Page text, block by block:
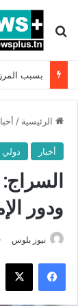
بحث عن
الرئيسية /
أخبار دولي
ودور
نيوز بلوس
فيسبوك X